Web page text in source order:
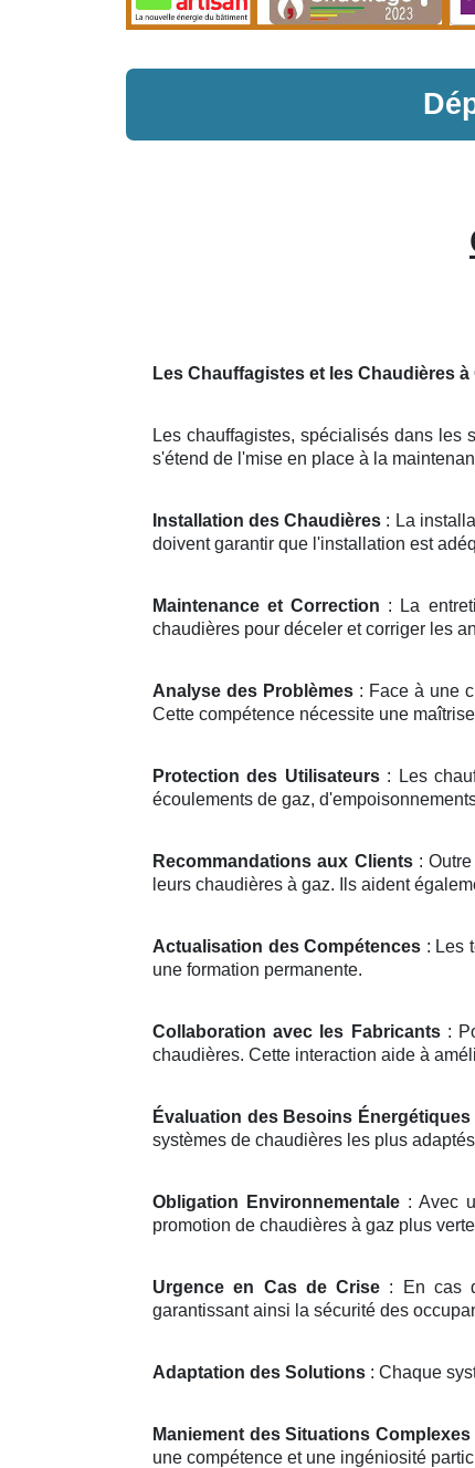
Les Chauffagistes et les Chaudières
Les chauffagistes, spécialisés dans les
s'étend de l'mise en place à la
Installation des Chaudières : La
doivent garantir que l'installation est
Maintenance et Correction : La
chaudières pour déceler et corriger les
Analyse des Problèmes: Face à une
Cette compétence nécessite une
Protection des Utilisateurs: Les
écoulements de gaz,
Recommandations aux Clients: Outre
leurs chaudières à gaz. Ils aident
Actualisation des Compétences : Les
une formation permanente.
Collaboration avec les Fabricants:
chaudières. Cette interaction aide à
Évaluation des Besoins Énergétiques
systèmes de chaudières les plus
Obligation Environnementale : Avec
promotion de chaudières à gaz plus
Urgence en Cas de Crise : En cas
garantissant ainsi la sécurité des
Adaptation des Solutions : Chaque
Maniement des Situations Complexes
une compétence et une ingéniosité